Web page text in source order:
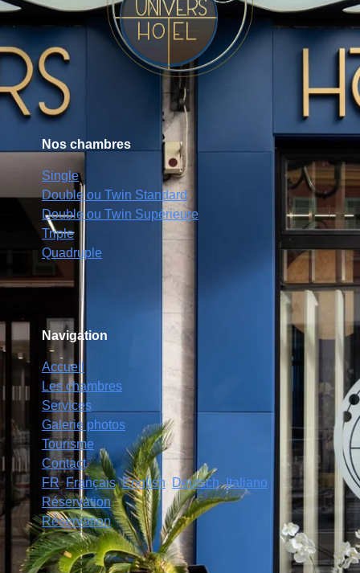
Nos chambres
Single
Double ou Twin Standard
Double ou Twin Supérieure
Triple
Quadruple
Navigation
Accueil
Les chambres
Services
Galerie photos
Tourisme
Contact
FR Français English Deutsch Italiano
Réservation
Réservation